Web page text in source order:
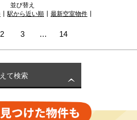
並び替え
駅から近い順 最新空室物件
2 3 … 14
て検索